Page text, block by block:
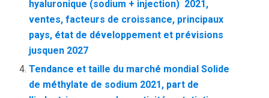
hyaluronique (sodium + injection)  2021,
ventes, facteurs de croissance, principaux
pays, état de développement et prévisions
jusquen 2027
Tendance et taille du marché mondial Solide
de méthylate de sodium 2021, part de